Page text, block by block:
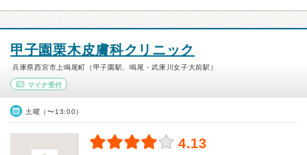
甲子園栗木皮膚科クリニック
兵庫県西宮市上鳴尾町（甲子園駅、鳴尾・武庫川女子大前駅）
マイナ受付
土曜（〜13:00）
4.13